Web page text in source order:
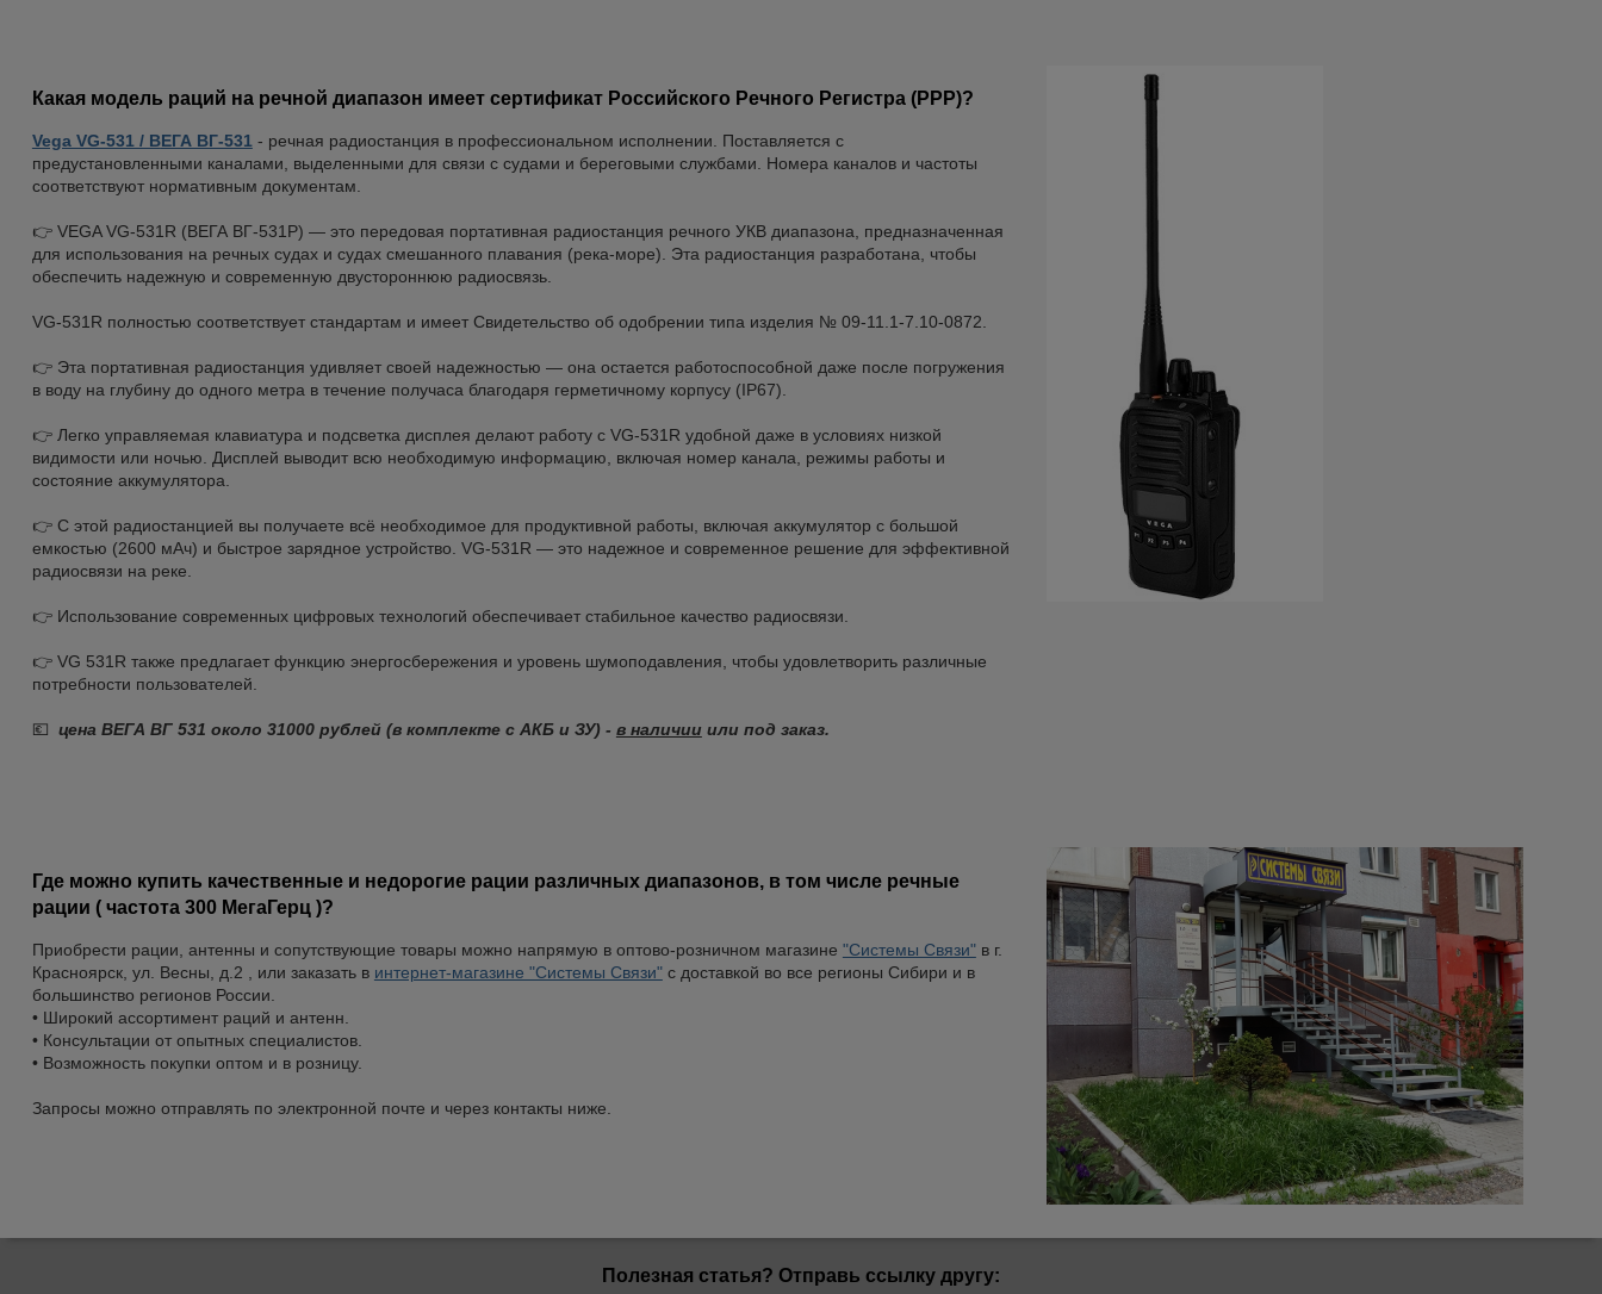
Какая модель раций на речной диапазон имеет сертификат Российского Речного Регистра (РРР)?
Vega VG-531 / ВЕГА ВГ-531- речная радиостанция в профессиональном исполнении. Поставляется с
предустановленными каналами, выделенными для связи с судами и береговыми службами. Номера каналов и частоты
соответствуют нормативным документам.
👉 VEGA VG-531R (ВЕГА BГ-531Р) — это передовая портативная радиостанция речного УКВ диапазона, предназначенная
для использования на речных судах и судах смешанного плавания (река-море). Эта радиостанция разработана, чтобы
обеспечить надежную и современную двустороннюю радиосвязь.
VG-531R полностью соответствует стандартам и имеет Свидетельство об одобрении типа изделия № 09-11.1-7.10-0872.
👉 Эта портативная радиостанция удивляет своей надежностью — она остается работоспособной даже после погружения
в воду на глубину до одного метра в течение получаса благодаря герметичному корпусу (IP67).
👉 Легко управляемая клавиатура и подсветка дисплея делают работу с VG-531R удобной даже в условиях низкой
видимости или ночью. Дисплей выводит всю необходимую информацию, включая номер канала, режимы работы и
состояние аккумулятора.
👉 С этой радиостанцией вы получаете всё необходимое для продуктивной работы, включая аккумулятор с большой
емкостью (2600 мАч) и быстрое зарядное устройство. VG-531R — это надежное и современное решение для эффективной
радиосвязи на реке.
👉 Использование современных цифровых технологий обеспечивает стабильное качество радиосвязи.
👉 VG 531R также предлагает функцию энергосбережения и уровень шумоподавления, чтобы удовлетворить различные
потребности пользователей.
💶 цена ВЕГА BГ 531 около 31000 рублей (в комплекте с АКБ и ЗУ) - в наличии или под заказ.
Где можно купить качественные и недорогие рации различных диапазонов, в том числе речные
рации ( частота 300 МегаГерц )?
Приобрести рации, антенны и сопутствующие товары можно напрямую в оптово-розничном магазине "Системы Связи"в г.
Красноярск, ул. Весны, д.2 , или заказать в интернет-магазине "Системы Связи"с доставкой во все регионы Сибири и в
большинство регионов России.
• Широкий ассортимент раций и антенн.
• Консультации от опытных специалистов.
• Возможность покупки оптом и в розницу.
Запросы можно отправлять по электронной почте и через контакты ниже.
Полезная статья? Отправь ссылку другу: